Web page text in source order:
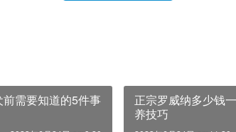
需要知道的5件事
正宗罗威纳多少钱
养技巧